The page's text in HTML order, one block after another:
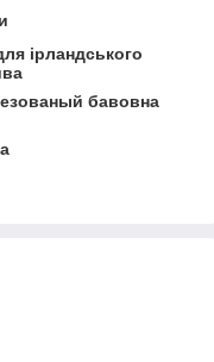
ірландського
бавовна